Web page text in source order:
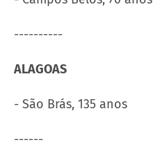
----------
ALAGOAS
- São Brás, 135 anos
------